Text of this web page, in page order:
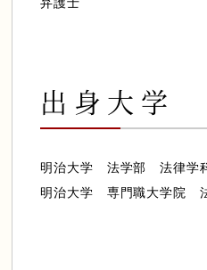
弁護士
出身大学
明治大学 法学部 法律学
明治大学 専門職大学院